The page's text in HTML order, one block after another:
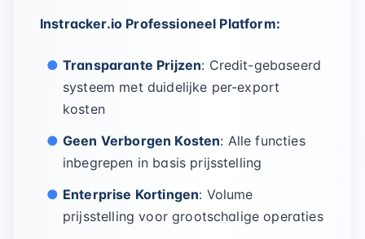
Instracker.io Professioneel Platform:
Transparante Prijzen: Credit-gebaseerd
systeem met duidelijke per-export
kosten
Geen Verborgen Kosten: Alle functies
inbegrepen in basis prijsstelling
Enterprise Kortingen: Volume
prijsstelling voor grootschalige operaties